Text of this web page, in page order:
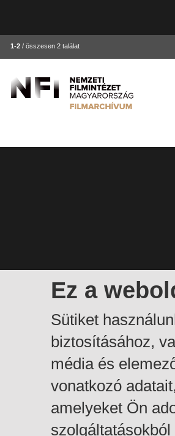
1-2 / összesen 2 találat
Ez a
Sütiket
biztosításához,
média és
vonatkozó
amelyeket Ön